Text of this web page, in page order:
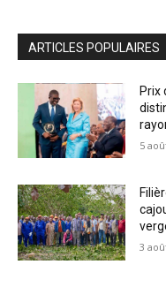
ARTICLES POPULAIRES
Prix
5
3